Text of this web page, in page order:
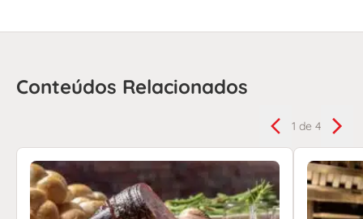
Conteúdos Relacionados
1 de 4